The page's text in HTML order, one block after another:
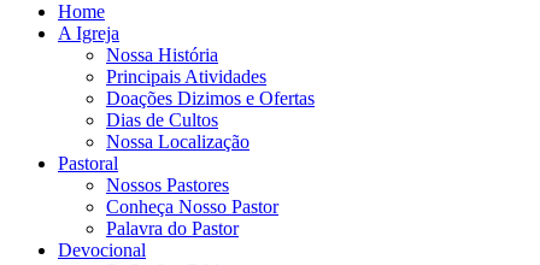
Home
A Igreja
Nossa História
Principais Atividades
Doações Dizimos e Ofertas
Dias de Cultos
Nossa Localização
Pastoral
Nossos Pastores
Conheça Nosso Pastor
Palavra do Pastor
Devocional